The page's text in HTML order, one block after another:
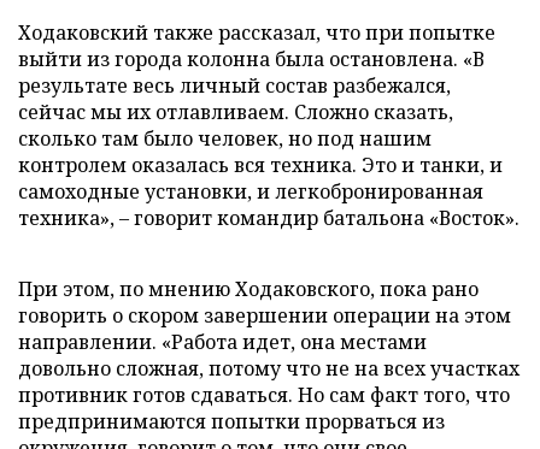
Ходаковский также рассказал, что при попытке
выйти из города колонна была остановлена. «В
результате весь личный состав разбежался,
сейчас мы их отлавливаем. Сложно сказать,
сколько там было человек, но под нашим
контролем оказалась вся техника. Это и танки, и
самоходные установки, и легкобронированная
техника», – говорит командир батальона «Восток».
При этом, по мнению Ходаковского, пока рано
говорить о скором завершении операции на этом
направлении. «Работа идет, она местами
довольно сложная, потому что не на всех участках
противник готов сдаваться. Но сам факт того, что
предпринимаются попытки прорваться из